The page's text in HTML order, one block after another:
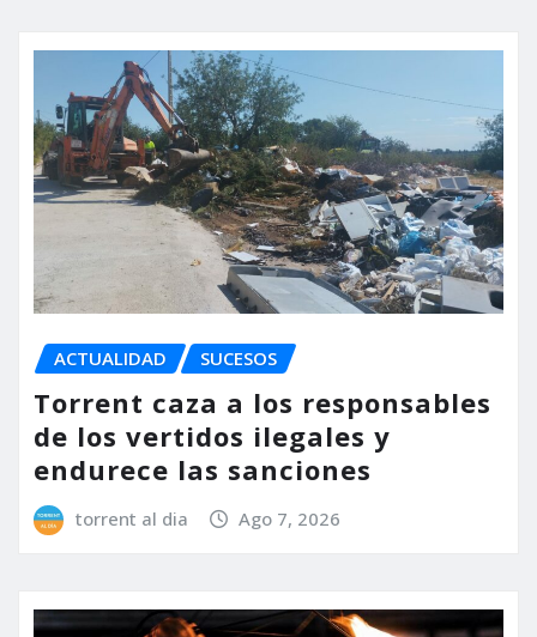
ACTUALIDAD SUCESOS
Torrent caza a los responsables
de los vertidos ilegales y
endurece las sanciones
torrent al dia Ago 7, 2026